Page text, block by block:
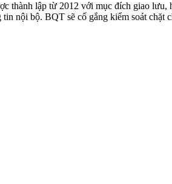
lập từ 2012 với mục đích giao lưu,
nội bộ. BQT sẽ cố gắng kiểm soát chặt